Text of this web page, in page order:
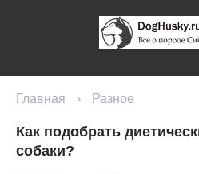
Главная › Разное
Как подобрать
собаки?